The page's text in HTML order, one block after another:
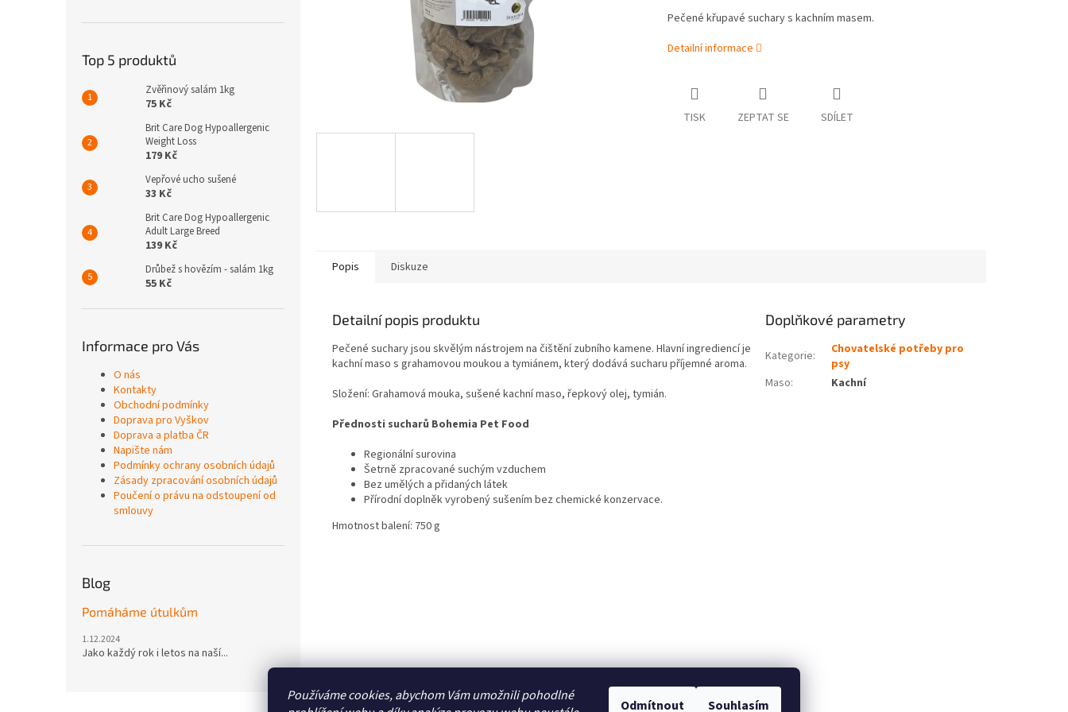
Používáme cookies, abychom Vám umožnili pohodlné
Odmítnout Souhlasím
Top 5 produktů
Zvěřinový salám 1kg
75 Kč
Brit Care Dog Hypoallergenic
Weight Loss
179 Kč
Vepřové ucho sušené
33 Kč
Brit Care Dog Hypoallergenic
Adult Large Breed
139 Kč
Drůbež s hovězím - salám 1kg
55 Kč
Informace pro Vás
O nás
Kontakty
Obchodní podmínky
Doprava pro Vyškov
Doprava a platba ČR
Napište nám
Podmínky ochrany osobních údajů
Zásady zpracování osobních údajů
Poučení o právu na odstoupení od
smlouvy
Blog
Pomáháme útulkům
1.12.2024
Jako každý rok i letos na naší...
Pečené křupavé suchary s kachním masem.
Detailní informace
TISK ZEPTAT SE SDÍLET
Popis Diskuze
Detailní popis produktu
Pečené suchary jsou skvělým nástrojem na čištění zubního kamene. Hlavní ingrediencí je
kachní maso s grahamovou moukou a tymiánem, který dodává sucharu příjemné aroma.
Složení: Grahamová mouka, sušené kachní maso, řepkový olej, tymián.
Přednosti sucharů Bohemia Pet Food
Regionální surovina
Šetrně zpracované suchým vzduchem
Bez umělých a přidaných látek
Přírodní doplněk vyrobený sušením bez chemické konzervace.
Hmotnost balení: 750 g
Doplňkové parametry
Kategorie:
Chovatelské potřeby pro
psy
Maso: Kachní